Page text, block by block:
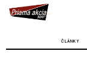
ČLÁNKY